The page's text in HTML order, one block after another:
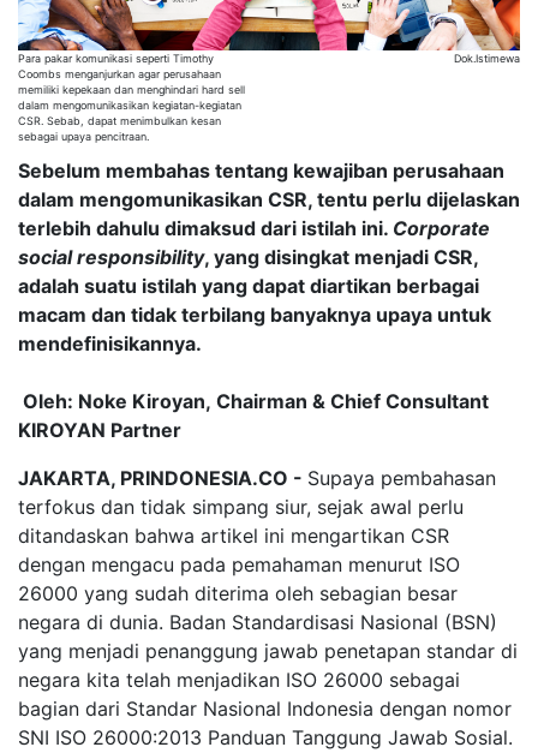
Para pakar komunikasi seperti Timothy
Coombs menganjurkan agar perusahaan
memiliki kepekaan dan menghindari hard sell
dalam mengomunikasikan kegiatan-kegiatan
CSR. Sebab, dapat menimbulkan kesan
sebagai upaya pencitraan.
Dok.Istimewa
Sebelum membahas tentang kewajiban perusahaan
dalam mengomunikasikan CSR, tentu perlu dijelaskan
terlebih dahulu dimaksud dari istilah ini. Corporate
social responsibility, yang disingkat menjadi CSR,
adalah suatu istilah yang dapat diartikan berbagai
macam dan tidak terbilang banyaknya upaya untuk
mendefinisikannya.
Oleh: Noke Kiroyan, Chairman & Chief Consultant
KIROYAN Partner
JAKARTA, PRINDONESIA.CO - Supaya pembahasan
terfokus dan tidak simpang siur, sejak awal perlu
ditandaskan bahwa artikel ini mengartikan CSR
dengan mengacu pada pemahaman menurut ISO
26000 yang sudah diterima oleh sebagian besar
negara di dunia. Badan Standardisasi Nasional (BSN)
yang menjadi penanggung jawab penetapan standar di
negara kita telah menjadikan ISO 26000 sebagai
bagian dari Standar Nasional Indonesia dengan nomor
SNI ISO 26000:2013 Panduan Tanggung Jawab Sosial.